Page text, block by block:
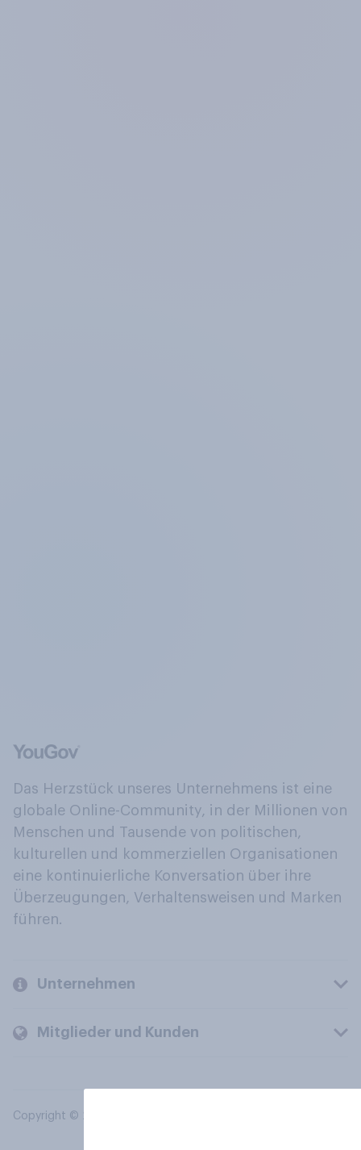
Das Herzstück unseres Unternehmens ist eine
globale Online-Community, in der Millionen von
Menschen und Tausende von politischen,
kulturellen und kommerziellen Organisationen
eine kontinuierliche Konversation über ihre
Überzeugungen, Verhaltensweisen und Marken
führen.
Unternehmen
Mitglieder und Kunden
Copyright © 2026 YouGov PLC. Alle Rechte vorbehalten.